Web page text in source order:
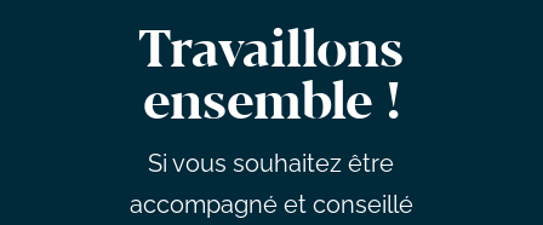
Travaillons
ensemble !
Si vous souhaitez être
accompagné et conseillé